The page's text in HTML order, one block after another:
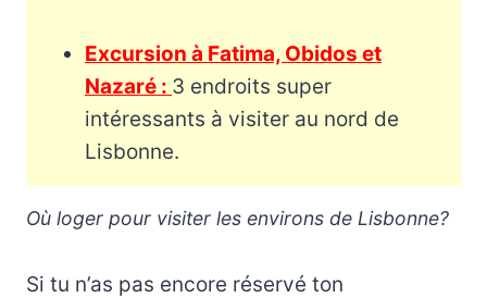
Excursion à Fatima, Obidos et
Nazaré : 3 endroits super
intéressants à visiter au nord de
Lisbonne.
Où loger pour visiter les environs de Lisbonne?
Si tu n’as pas encore réservé ton